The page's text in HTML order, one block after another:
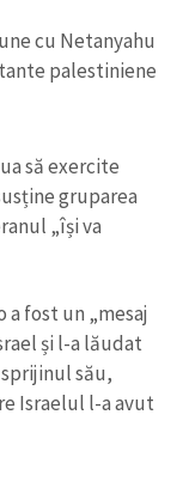
cu Netanyahu
palestiniene
să exercite
gruparea
„își va
fost un „mesaj
și l-a lăudat
său,
Israelul l-a avut